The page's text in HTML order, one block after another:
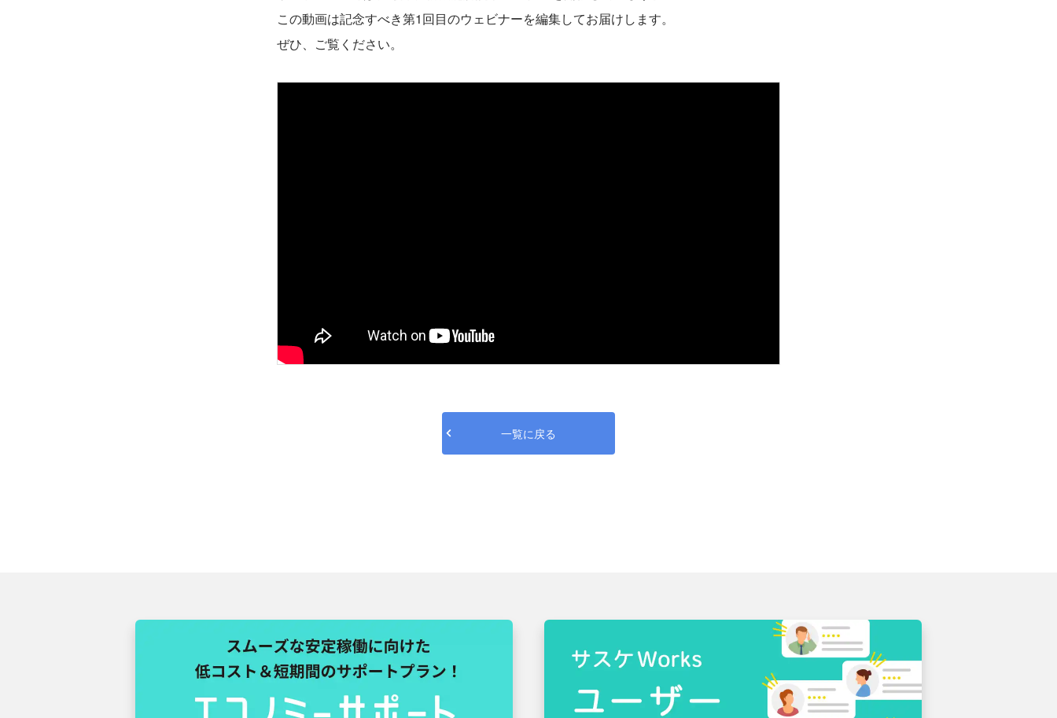
この動画は記念すべき第1回目のウェビナーを編集してお届けします。
ぜひ、ご覧ください。
一覧に戻る